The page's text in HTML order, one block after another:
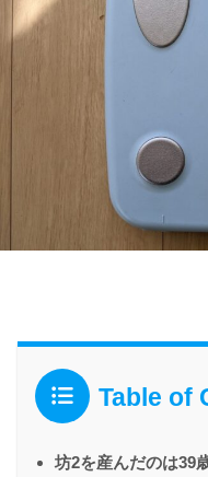
Table of
坊2を産んだのは39